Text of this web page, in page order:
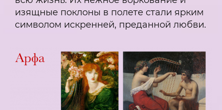
изящные поклоны в полете стали ярким
символом искренней, преданной любви.